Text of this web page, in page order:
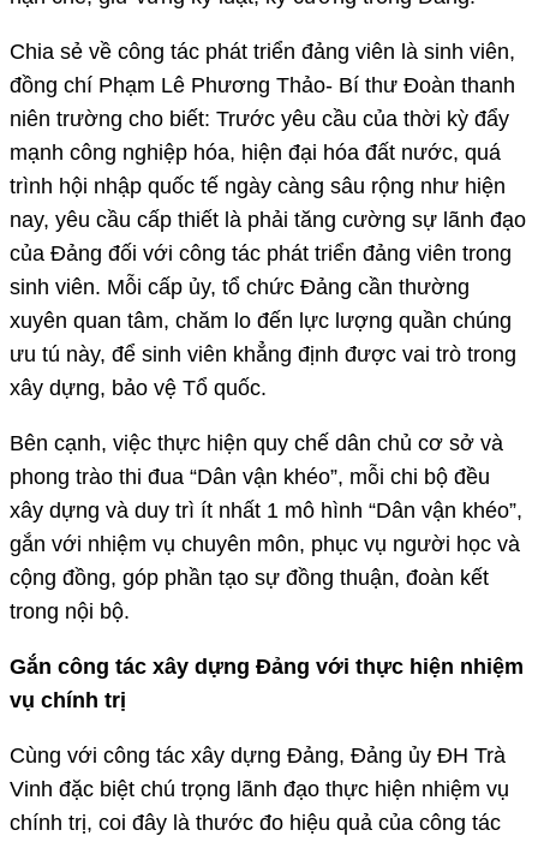
Chia sẻ về công tác phát triển đảng viên là sinh viên,
đồng chí Phạm Lê Phương Thảo- Bí thư Đoàn thanh
niên trường cho biết: Trước yêu cầu của thời kỳ đẩy
mạnh công nghiệp hóa, hiện đại hóa đất nước, quá
trình hội nhập quốc tế ngày càng sâu rộng như hiện
nay, yêu cầu cấp thiết là phải tăng cường sự lãnh đạo
của Đảng đối với công tác phát triển đảng viên trong
sinh viên. Mỗi cấp ủy, tổ chức Đảng cần thường
xuyên quan tâm, chăm lo đến lực lượng quần chúng
ưu tú này, để sinh viên khẳng định được vai trò trong
xây dựng, bảo vệ Tổ quốc.
Bên cạnh, việc thực hiện quy chế dân chủ cơ sở và
phong trào thi đua “Dân vận khéo”, mỗi chi bộ đều
xây dựng và duy trì ít nhất 1 mô hình “Dân vận khéo”,
gắn với nhiệm vụ chuyên môn, phục vụ người học và
cộng đồng, góp phần tạo sự đồng thuận, đoàn kết
trong nội bộ.
Gắn công tác xây dựng Đảng với thực hiện nhiệm
vụ chính trị
Cùng với công tác xây dựng Đảng, Đảng ủy ĐH Trà
Vinh đặc biệt chú trọng lãnh đạo thực hiện nhiệm vụ
chính trị, coi đây là thước đo hiệu quả của công tác